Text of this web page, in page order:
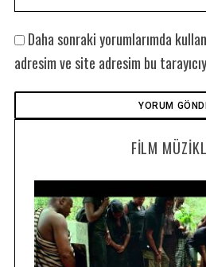
Daha sonraki yorumlarımda
adresim ve site adresim bu
FILM